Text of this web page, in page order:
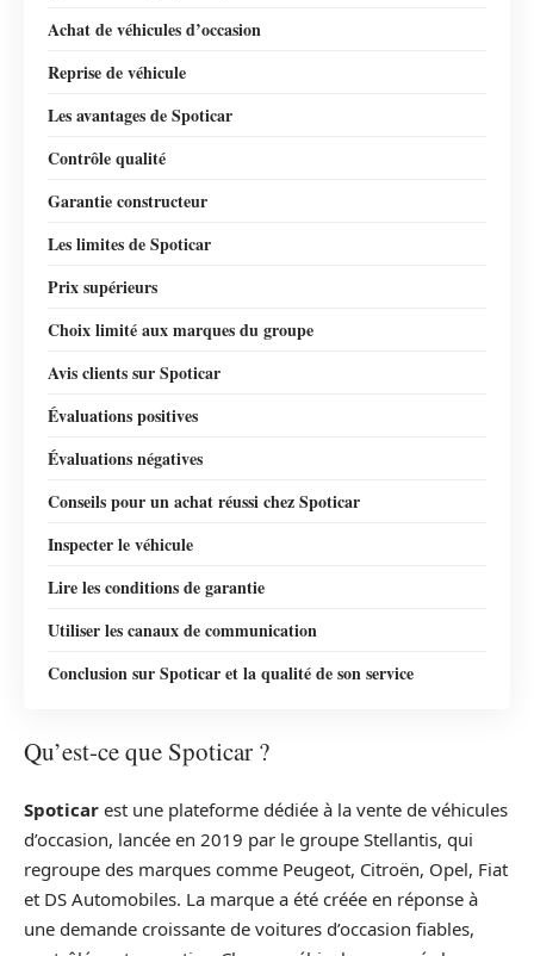
Achat de véhicules d’occasion
Reprise de véhicule
Les avantages de Spoticar
Contrôle qualité
Garantie constructeur
Les limites de Spoticar
Prix supérieurs
Choix limité aux marques du groupe
Avis clients sur Spoticar
Évaluations positives
Évaluations négatives
Conseils pour un achat réussi chez Spoticar
Inspecter le véhicule
Lire les conditions de garantie
Utiliser les canaux de communication
Conclusion sur Spoticar et la qualité de son service
Qu’est-ce que Spoticar ?
Spoticar est une plateforme dédiée à la vente de véhicules
d’occasion, lancée en 2019 par le groupe Stellantis, qui
regroupe des marques comme Peugeot, Citroën, Opel, Fiat
et DS Automobiles. La marque a été créée en réponse à
une demande croissante de voitures d’occasion fiables,